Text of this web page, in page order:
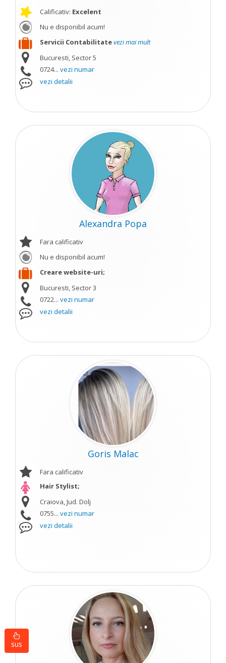
Calificativ: Excelent
Nu e disponibil acum!
Servicii Contabilitatevezi mai mult
Bucuresti, Sector 5
0724... vezi numar
vezi detalii
Alexandra Popa
Fara calificativ
Nu e disponibil acum!
Creare website-uri;
Bucuresti, Sector 3
0722... vezi numar
vezi detalii
Goris Malac
Fara calificativ
Hair Stylist;
Craiova, Jud. Dolj
0755... vezi numar
vezi detalii
sus